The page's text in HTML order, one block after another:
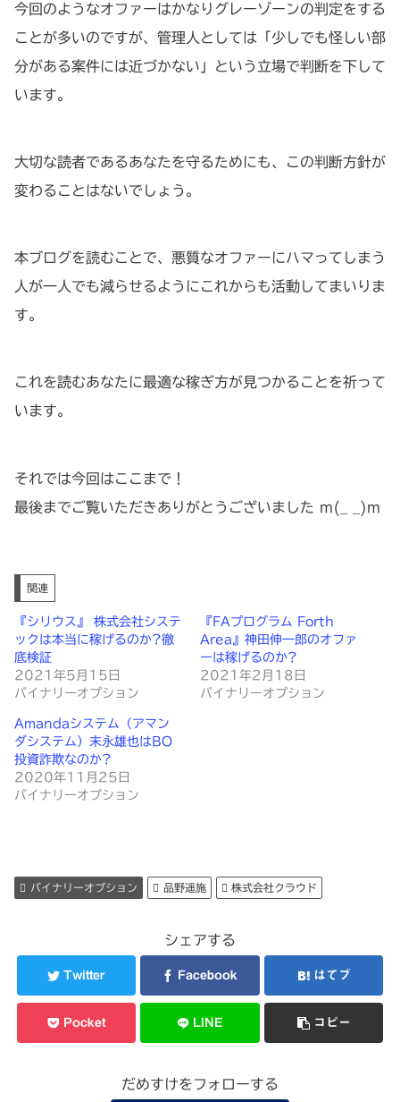
今回のようなオファーはかなりグレーゾーンの判定をする
ことが多いのですが、管理人としては「少しでも怪しい部
分がある案件には近づかない」という立場で判断を下して
います。
大切な読者であるあなたを守るためにも、この判断方針が
変わることはないでしょう。
本ブログを読むことで、悪質なオファーにハマってしまう
人が一人でも減らせるようにこれからも活動してまいりま
す。
これを読むあなたに最適な稼ぎ方が見つかることを祈って
います。
それでは今回はここまで！
最後までご覧いただきありがとうございました m(_ _)m
関連
『シリウス』 株式会社システ
ックは本当に稼げるのか?徹
底検証
2021年5月15日
バイナリーオプション
『FAプログラム Forth
Area』神田伸一郎のオファ
ーは稼げるのか?
2021年2月18日
バイナリーオプション
Amandaシステム（アマン
ダシステム）末永雄也はBO
投資詐欺なのか?
2020年11月25日
バイナリーオプション
バイナリーオプション 品野遥施 株式会社クラウド
シェアする
Twitter Facebook はてブ
Pocket LINE コピー
だめすけをフォローする